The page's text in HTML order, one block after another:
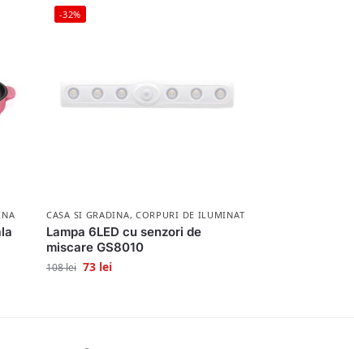
-32%
CASA SI GRADINA, CORPURI DE ILUMINAT
Lampa 6LED cu senzori de
miscare GS8010
108lei 73 lei